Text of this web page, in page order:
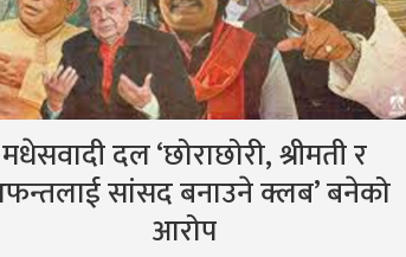
मधेसवादी दल ‘छोराछोरी, श्रीमती र
सांसद बनाउने क्लब’ बनेको
आरोप